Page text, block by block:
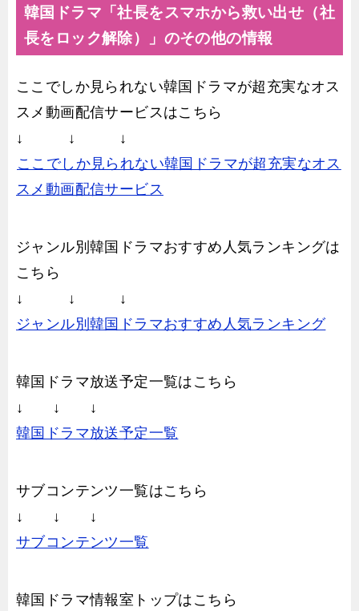
韓国ドラマ「社長をスマホから救い出せ（社
長をロック解除）」のその他の情報
ここでしか見られない韓国ドラマが超充実なオス
スメ動画配信サービスはこちら
↓ ↓ ↓
ここでしか見られない韓国ドラマが超充実なオス
スメ動画配信サービス
ジャンル別韓国ドラマおすすめ人気ランキングは
こちら
↓ ↓ ↓
ジャンル別韓国ドラマおすすめ人気ランキング
韓国ドラマ放送予定一覧はこちら
↓ ↓ ↓
韓国ドラマ放送予定一覧
サブコンテンツ一覧はこちら
↓ ↓ ↓
サブコンテンツ一覧
韓国ドラマ情報室トップはこちら